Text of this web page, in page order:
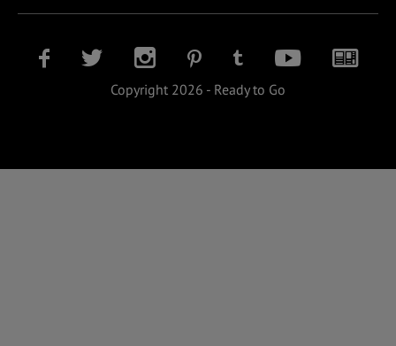
Copyright 2026 - Ready to Go